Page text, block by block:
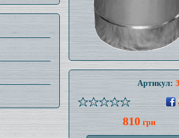
Артикул:
810 грн